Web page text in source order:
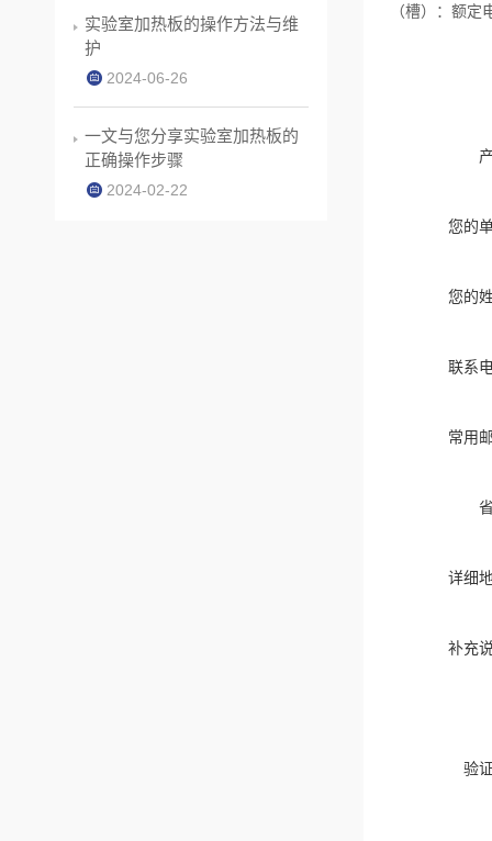
（槽）：额定
您的
您的
联系
常用
详细
补充
验
实验室加热板的操作方法与维
护
2024-06-26
一文与您分享实验室加热板的
正确操作步骤
2024-02-22